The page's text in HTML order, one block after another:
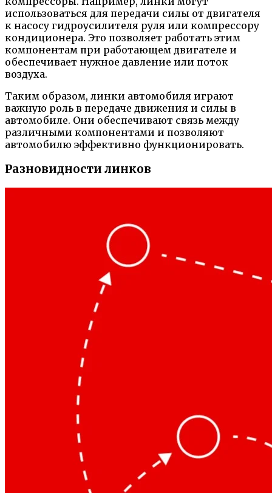
использоваться для передачи силы от двигателя
к насосу гидроусилителя руля или компрессору
кондиционера. Это позволяет работать этим
компонентам при работающем двигателе и
обеспечивает нужное давление или поток
воздуха.
Таким образом, линки автомобиля играют
важную роль в передаче движения и силы в
автомобиле. Они обеспечивают связь между
различными компонентами и позволяют
автомобилю эффективно функционировать.
Разновидности линков